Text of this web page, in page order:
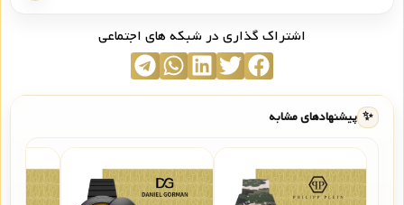
اشتراک گذاری در شبکه های اجتماعی
✨ پیشنهادهای مشابه